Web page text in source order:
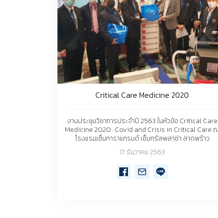
Critical Care Medicine 2020
งานประชุมวิชาการประจำปี 2563 ในหัวข้อ Critical Care
Medicine 2020 : Covid and Crisis in Critical Care
โรงแรมเซ็นทาราแกรนด์ เซ็นทรัลพลาซ่า ลาดพร้าว
17 ธันวาคม 2563